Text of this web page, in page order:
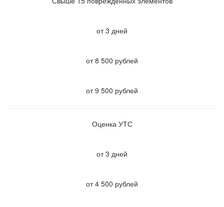
от 3 дней
от 8 500 рублей
от 9 500 рублей
Оценка УТС
от 3 дней
от 4 500 рублей